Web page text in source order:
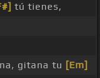
tú tienes,
gitana tu [Em]